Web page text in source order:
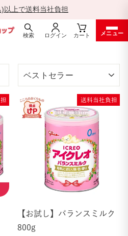
一
時
以上で送料当社負担
検索 ログイン カート メニュー
び
替
送料当社負担
【お試し】バランスミルク
800g